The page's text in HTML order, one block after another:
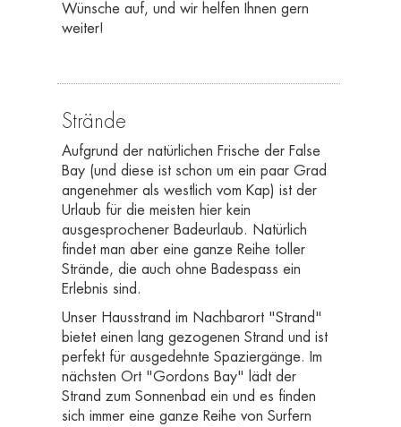
Wünsche auf, und wir helfen Ihnen gern
weiter!
Strände
Aufgrund der natürlichen Frische der False
Bay (und diese ist schon um ein paar Grad
angenehmer als westlich vom Kap) ist der
Urlaub für die meisten hier kein
ausgesprochener Badeurlaub. Natürlich
findet man aber eine ganze Reihe toller
Strände, die auch ohne Badespass ein
Erlebnis sind.
Unser Hausstrand im Nachbarort "Strand"
bietet einen lang gezogenen Strand und ist
perfekt für ausgedehnte Spaziergänge. Im
nächsten Ort "Gordons Bay" lädt der
Strand zum Sonnenbad ein und es finden
sich immer eine ganze Reihe von Surfern